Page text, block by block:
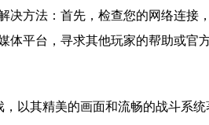
方法：首先，检查您的网络连接
平台，寻求其他玩家的帮助或官方
以其精美的画面和流畅的战斗系统